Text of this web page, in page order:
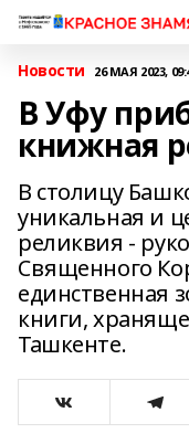
Новости 26 МАЯ 2023,
В Уфу
книжная
В столицу
уникальная и
реликвия -
Священного
единственная
книги,
Ташкенте.